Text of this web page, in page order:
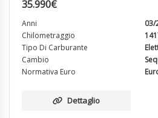
35.990€
Anni
03/
Chilometraggio
Tipo Di Carburante
Cambio
Normativa Euro
Dettaglio